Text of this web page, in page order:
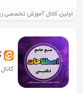
اولین کانال آموزش تخصصی